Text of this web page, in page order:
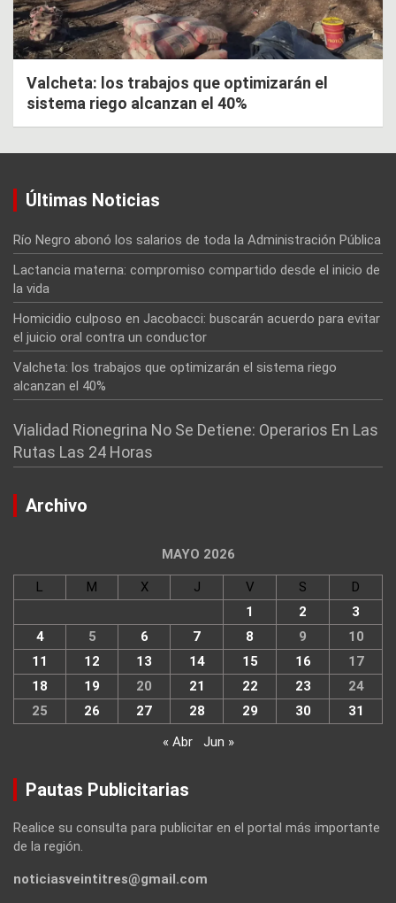
Valcheta: los trabajos que optimizarán el
sistema riego alcanzan el 40%
Últimas Noticias
Río Negro abonó los salarios de toda la Administración Pública
Lactancia materna: compromiso compartido desde el inicio de
la vida
Homicidio culposo en Jacobacci: buscarán acuerdo para evitar
el juicio oral contra un conductor
Valcheta: los trabajos que optimizarán el sistema riego
alcanzan el 40%
Vialidad Rionegrina No Se Detiene: Operarios En Las
Rutas Las 24 Horas
Archivo
MAYO 2026
L M X J V S
D
1
2
3
4
5 6 7 8 9
10
11
12 13 14 15 16
17
18
19 20 21 22 23
24
25
26 27 28 29 30
31
« Abr
Jun »
Pautas Publicitarias
Realice su consulta para publicitar en el portal más importante
de la región.
noticiasveintitres@gmail.com